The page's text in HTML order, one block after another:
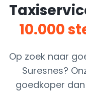
10.000
Op zoek naar
Suresnes?
goedkoper